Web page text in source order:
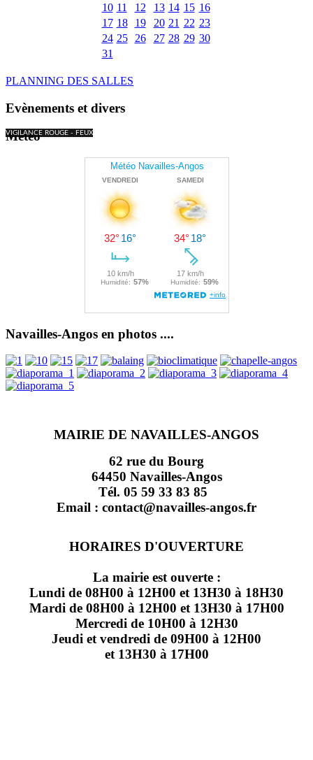
10 11 12 13 14 15 16
17 18 19 20 21 22 23
24 25 26 27 28 29 30
31
PLANNING DES SALLES
Evènements et divers
VIGILANCE ROUGE - FEUX
Météo
Navailles-Angos en photos ....
MAIRIE DE NAVAILLES-ANGOS
62 rue du Bourg
64450 Navailles-Angos
Tél. 05 59 33 83 85
Email : contact@navailles-angos.fr
HORAIRES D'OUVERTURE
La mairie est ouverte :
Lundi de 08H00 à 12H00 et 13H30 à 18H30
Mardi de 08H00 à 12H00 et 13H30 à 17H00
Mercredi de 10H00 à 12H30
Jeudi et vendredi de 09H00 à 12H00
et 13H30 à 17H00